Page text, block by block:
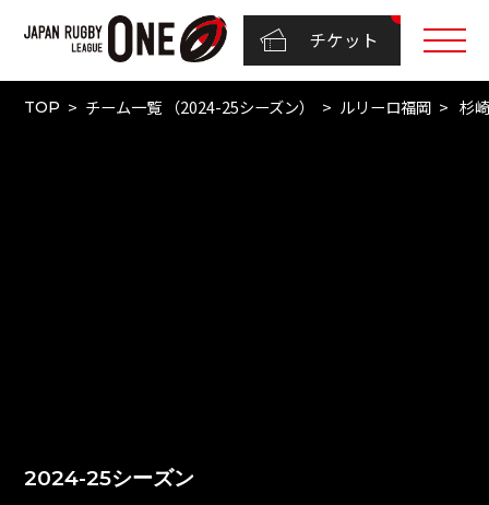
チケット
TOP チーム一覧 （2024-25シーズン） ルリーロ福岡 杉
2024-25シーズン